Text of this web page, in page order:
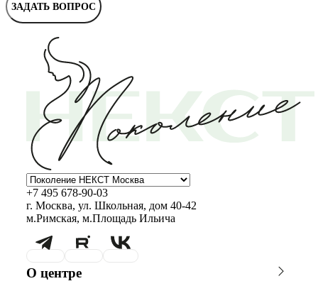
ЗАДАТЬ ВОПРОС
+7 495 678-90-03
г. Москва, ул. Школьная, дом 40-42
м.Римская, м.Площадь Ильича
О центре